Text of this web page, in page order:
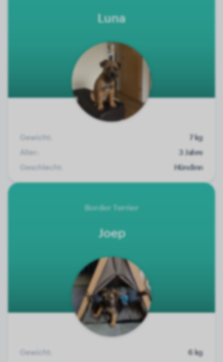
Luna
Gewicht:
7 kg
Alter:
3 Jahre
Geschlecht:
Hündinn
Border Terrier
Joep
Gewicht:
6 kg